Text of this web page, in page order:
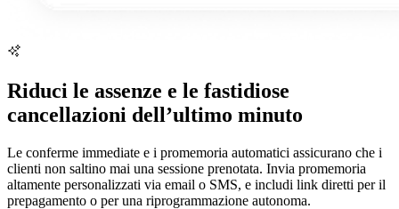
Riduci le assenze e le fastidiose
cancellazioni dell’ultimo minuto
Le conferme immediate e i promemoria automatici assicurano che i
clienti non saltino mai una sessione prenotata. Invia promemoria
altamente personalizzati via email o SMS, e includi link diretti per il
prepagamento o per una riprogrammazione autonoma.